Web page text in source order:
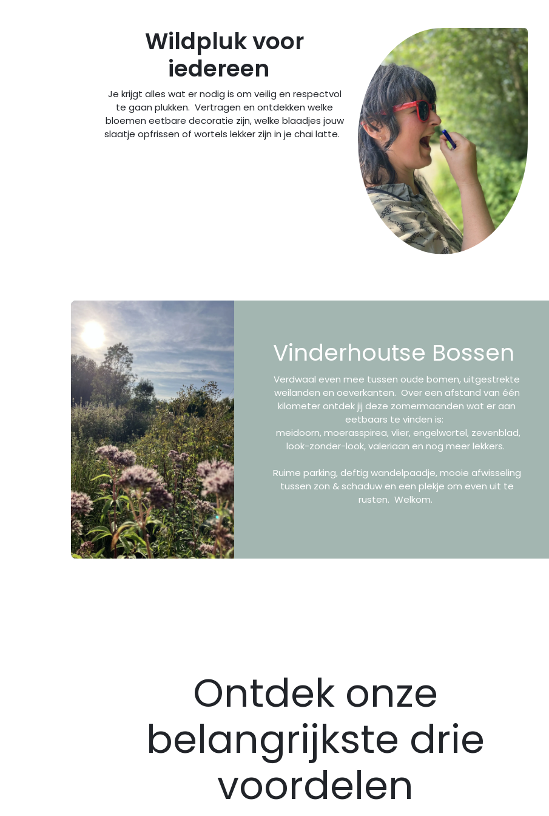
Wildpluk voor
iedereen
Je krijgt alles wat er nodig is om veilig en respectvol
te gaan plukken. Vertragen en ontdekken welke
bloemen eetbare decoratie zijn, welke blaadjes jouw
slaatje opfrissen of wortels lekker zijn in je chai latte.
Vinderhoutse Bossen
Verdwaal even mee tussen oude bomen, uitgestrekte
weilanden en oeverkanten. Over een afstand van één
kilometer ontdek jij deze zomermaanden wat er aan
eetbaars te vinden is:
meidoorn, moerasspirea, vlier, engelwortel, zevenblad,
look-zonder-look, valeriaan en nog meer lekkers.
Ruime parking, deftig wandelpaadje, mooie afwisseling
tussen zon & schaduw en een plekje om even uit te
rusten. Welkom.
Ontdek onze
belangrijkste drie
voordelen